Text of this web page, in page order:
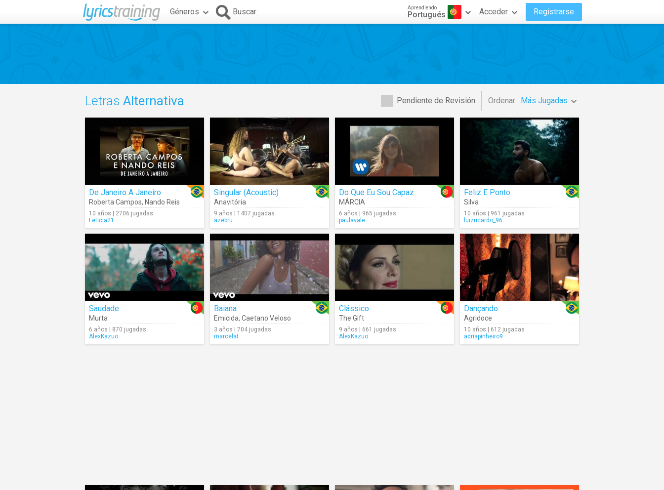
Géneros Buscar Aprendiendo
Portugués Acceder Registrarse
Pendiente de Revisión Ordenar: Más Jugadas
Letras Alternativa
De Janeiro A Janeiro
Roberta Campos, Nando Reis
10 años | 2706 jugadas
Leticia21
Singular (Acoustic)
Anavitória
9 años | 1407 jugadas
azebru
Do Que Eu Sou Capaz
MÁRCIA
6 años | 965 jugadas
paulavale
Feliz E Ponto
Silva
10 años | 961 jugadas
luizricardo_96
Saudade
Murta
6 años | 870 jugadas
AlexKazuo
Baiana
Emicida, Caetano Veloso
3 años | 704 jugadas
marcelat
Clássico
The Gift
9 años | 661 jugadas
AlexKazuo
Dançando
Agridoce
10 años | 612 jugadas
adriapinheiro9